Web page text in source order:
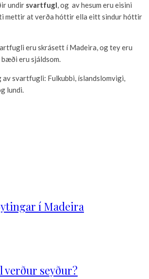
undir svartfugl, og av hesum eru eisini
mettir at verða hóttir ella eitt sindur hóttir
eru skrásett í Madeira, og tey eru
eru sjáldsom.
av svartfugli: Fulkubbi, íslandslomvigi,
lundi.
í Madeira
verður seyður?